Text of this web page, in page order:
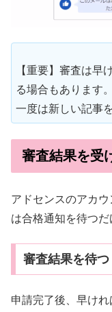
【重要】審査は早
る場合もあります
一度は新しい記事
審査結果を受
アドセンスのアカ
は合格通知を待つだ
審査結果を待つ
申請完了後、早けれ